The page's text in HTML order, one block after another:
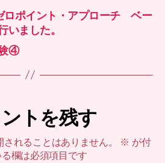
ロポイント・アプローチ ベー
いました。
④
トを残す
れることはありません。 ※ が付
る欄は必須項目です